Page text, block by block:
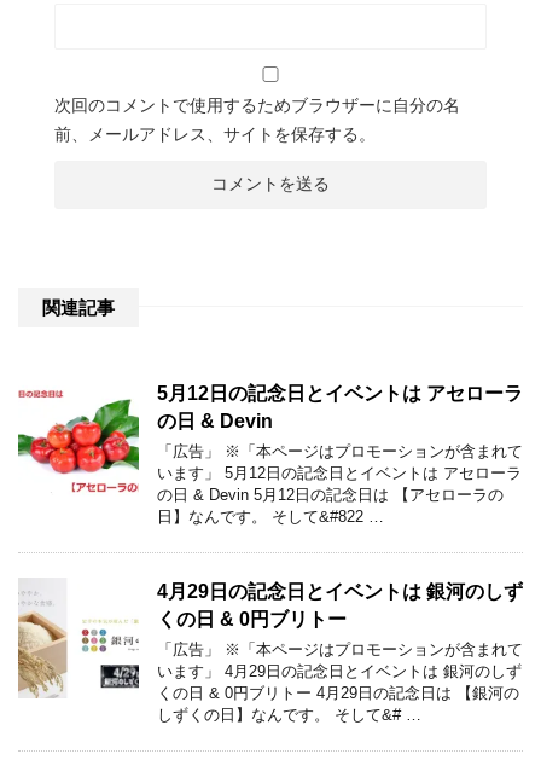
次回のコメントで使用するためブラウザーに自分の名
前、メールアドレス、サイトを保存する。
関連記事
5月12日の記念日とイベントは アセローラ
の日 & Devin
「広告」 ※「本ページはプロモーションが含まれて
います」 5月12日の記念日とイベントは アセローラ
の日 & Devin 5月12日の記念日は 【アセローラの
日】なんです。 そして&#822 …
4月29日の記念日とイベントは 銀河のしず
くの日 & 0円ブリトー
「広告」 ※「本ページはプロモーションが含まれて
います」 4月29日の記念日とイベントは 銀河のしず
くの日 & 0円ブリトー 4月29日の記念日は 【銀河の
しずくの日】なんです。 そして&# …